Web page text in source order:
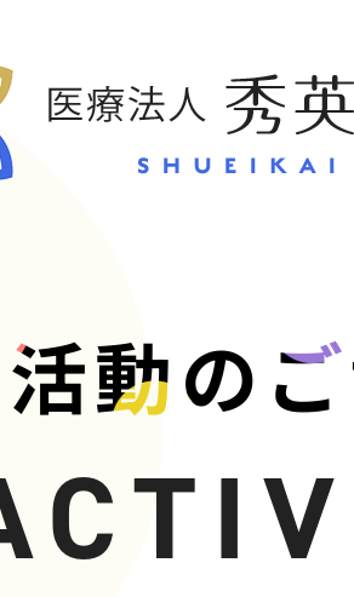
活動のお問い